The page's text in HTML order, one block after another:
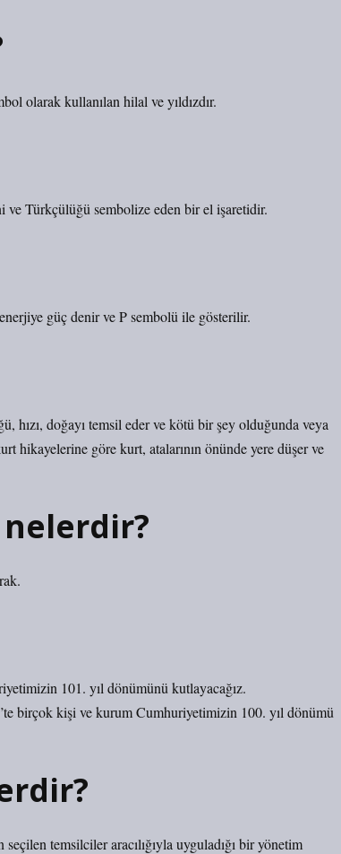
olarak kullanılan hilal ve yıldızdır.
Türkçülüğü sembolize eden bir el işaretidir.
güç denir ve P sembolü ile gösterilir.
hızı, doğayı temsil eder ve kötü bir şey olduğunda veya
hikayelerine göre kurt, atalarının önünde yere düşer ve
101. yıl dönümünü kutlayacağız.
birçok kişi ve kurum Cumhuriyetimizin 100. yıl dönümü
temsilciler aracılığıyla uyguladığı bir yönetim